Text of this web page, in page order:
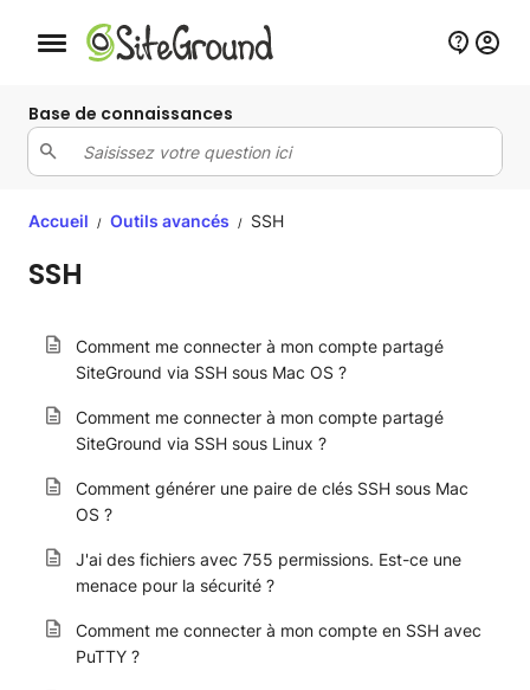
Bouton de navigation mobile
Base de connaissances
Accueil / Outils avancés / SSH
SSH
Comment me connecter à mon compte partagé
SiteGround via SSH sous Mac OS ?
Comment me connecter à mon compte partagé
SiteGround via SSH sous Linux ?
Comment générer une paire de clés SSH sous Mac
OS ?
J'ai des fichiers avec 755 permissions. Est-ce une
menace pour la sécurité ?
Comment me connecter à mon compte en SSH avec
PuTTY ?